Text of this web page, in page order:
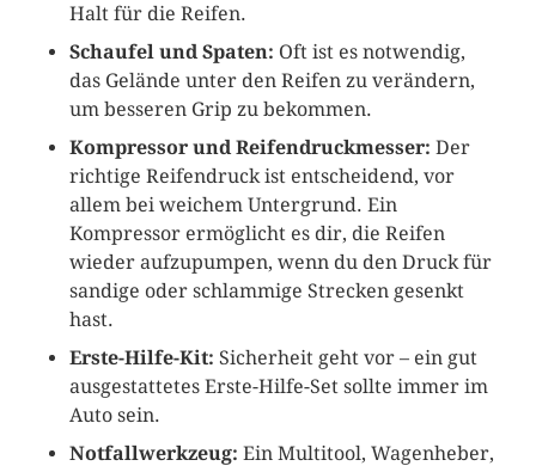
Halt für die Reifen.
Schaufel und Spaten: Oft ist es notwendig,
das Gelände unter den Reifen zu verändern,
um besseren Grip zu bekommen.
Kompressor und Reifendruckmesser: Der
richtige Reifendruck ist entscheidend, vor
allem bei weichem Untergrund. Ein
Kompressor ermöglicht es dir, die Reifen
wieder aufzupumpen, wenn du den Druck für
sandige oder schlammige Strecken gesenkt
hast.
Erste-Hilfe-Kit: Sicherheit geht vor – ein gut
ausgestattetes Erste-Hilfe-Set sollte immer im
Auto sein.
Notfallwerkzeug: Ein Multitool, Wagenheber,